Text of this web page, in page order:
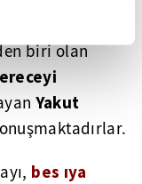
biri olan
Yakut
ayı, bes ıya